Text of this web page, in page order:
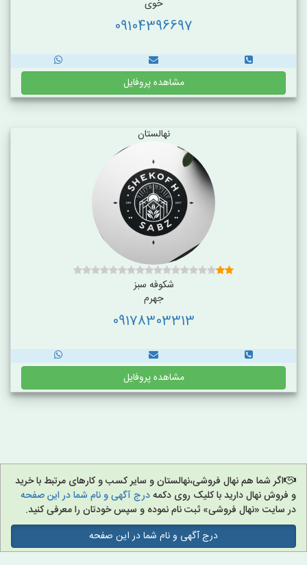
خوی
09104396697
مشاهده پروفایل
نهالستان
شکوفه سبز
جهرم
09178303313
مشاهده پروفایل
اگر شما هم نهال فروشی،نهالستان و سایر کسب و کارهای مرتبط با خرید
و فروش نهال دارید با کلیک روی دکمهدرج آگهی و نام شما در این صفحه
در سایت «نهال فروشی» ثبت نام نموده و سپس خودتان را معرفی کنید.
درج آگهی و نام شما در این صفحه